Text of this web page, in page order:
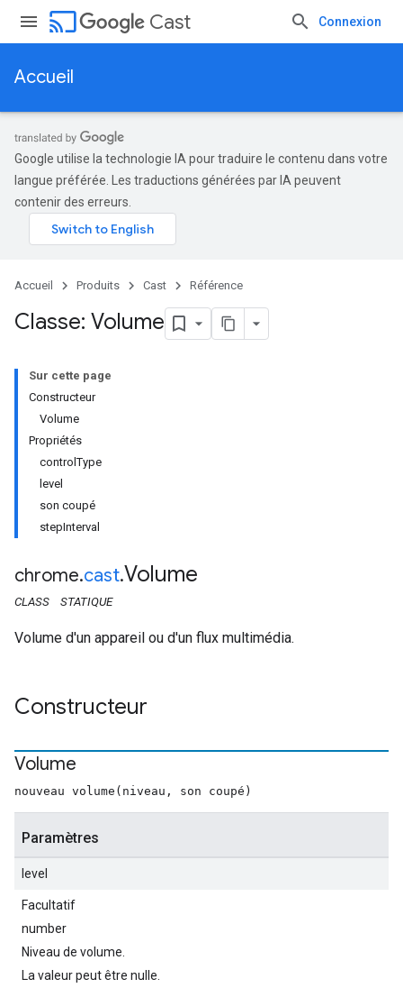
cast Cast Connexion
Accueil
Google utilise la technologie IA pour traduire le contenu dans votre
langue préférée. Les traductions générées par IA peuvent
contenir des erreurs.
Accueil Produits Cast Référence
Classe: Volume
Sur cette page
Constructeur
Volume
Propriétés
controlType
level
son coupé
stepInterval
chrome.cast.Volume
CLASS STATIQUE
Volume d'un appareil ou d'un flux multimédia.
Constructeur
Volume
nouveau volume(niveau, son coupé)
Paramètres
level
Facultatif
number
Niveau de volume.
La valeur peut être nulle.